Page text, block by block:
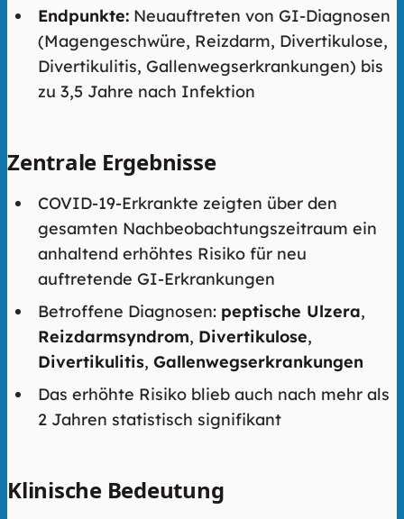
Endpunkte: Neuauftreten von GI-Diagnosen
(Magengeschwüre, Reizdarm, Divertikulose,
Divertikulitis, Gallenwegserkrankungen) bis
zu 3,5 Jahre nach Infektion
Zentrale Ergebnisse
COVID-19-Erkrankte zeigten über den
gesamten Nachbeobachtungszeitraum ein
anhaltend erhöhtes Risiko für neu
auftretende GI-Erkrankungen
Betroffene Diagnosen: peptische Ulzera,
Reizdarmsyndrom, Divertikulose,
Divertikulitis, Gallenwegserkrankungen
Das erhöhte Risiko blieb auch nach mehr als
2 Jahren statistisch signifikant
Klinische Bedeutung